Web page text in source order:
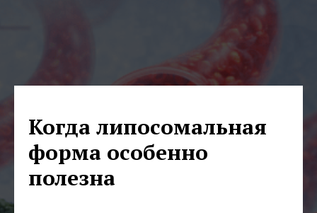
Когда липосомальная
форма особенно
полезна